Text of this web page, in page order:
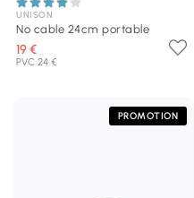
UNISON
No cable 24cm portable
19 €
PVC 24 €
PROMOTION